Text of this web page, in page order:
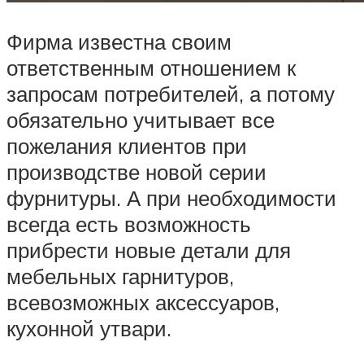
Фирма известна своим
ответственным отношением к
запросам потребителей, а потому
обязательно учитывает все
пожелания клиентов при
производстве новой серии
фурнитуры. А при необходимости
всегда есть возможность
прибрести новые детали для
мебельных гарнитуров,
всевозможных аксессуаров,
кухонной утвари.